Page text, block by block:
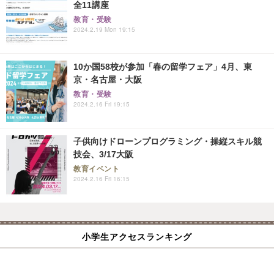
全11講座
教育・受験
2024.2.19 Mon 19:15
10か国58校が参加「春の留学フェア」4月、東
京・名古屋・大阪
教育・受験
2024.2.16 Fri 19:15
子供向けドローンプログラミング・操縦スキル競
技会、3/17大阪
教育イベント
2024.2.16 Fri 16:15
小学生アクセスランキング